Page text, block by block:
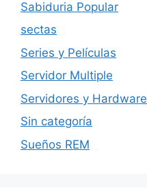
Sabiduria Popular
sectas
Series y Películas
Servidor Multiple
Servidores y Hardware
Sin categoría
Sueños REM